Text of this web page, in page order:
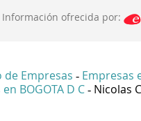
Información ofrecida por:
Empresas - Empresas
BOGOTA D C - Nicolas